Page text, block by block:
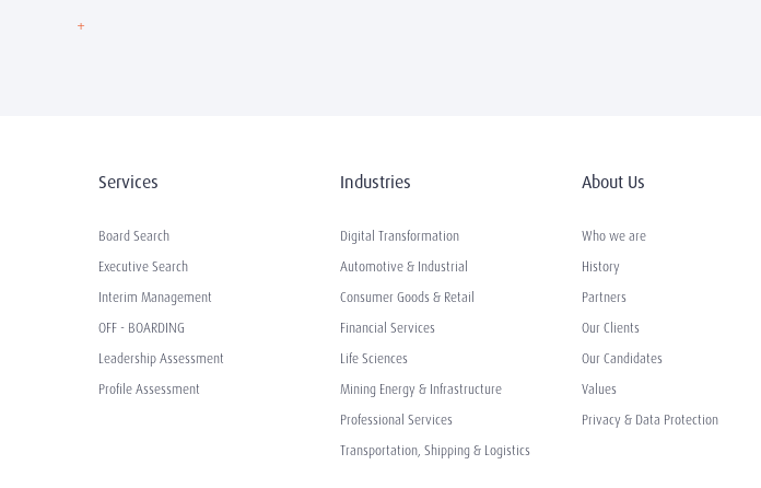
Services
Board Search
Executive Search
Interim Management
OFF - BOARDING
Leadership Assessment
Profile Assessment
Industries
Digital Transformation
Automotive & Industrial
Consumer Goods & Retail
Financial Services
Life Sciences
Mining Energy & Infrastructure
Professional Services
Transportation, Shipping & Logistics
About Us
Who we are
History
Partners
Our Clients
Our Candidates
Values
Privacy & Data Protection